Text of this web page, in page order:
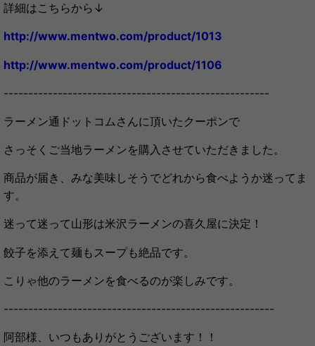
詳細はこちらから↓
http://www.mentwo.com/product/1013
http://www.mentwo.com/product/1106
------------------------------------------------------
ラーメン通ドットコムさんに頂いたクーポンで
さっそくご当地ラーメンを購入させていただきました。
商品が届き、みな美味しそうでどれから食べようか迷ってま
す。
迷って迷って山形は米沢ラーメンの喜久屋に決定！
餃子を添えて麺もスープも絶品です。
こりゃ他のラーメンを食べるのが楽しみです。
-------------------------------------------------------
阿部様、いつもありがとうございます！！